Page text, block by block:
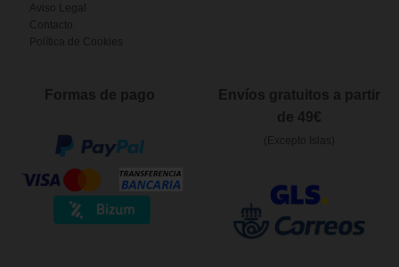
Aviso Legal
Contacto
Política de Cookies
Formas de pago
Envíos gratuitos a partir
de 49€
(Excepto Islas)